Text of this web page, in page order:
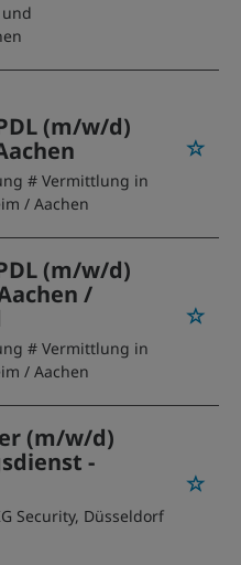
(m/w/d)
# Vermittlung in
/ Aachen
(m/w/d)
/
# Vermittlung in
/ Aachen
(m/w/d)
-
Security, Düsseldorf